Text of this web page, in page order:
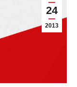
24
2013